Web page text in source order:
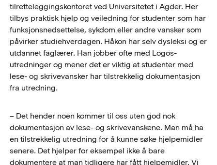
tilretteleggingskontoret ved Universitetet i Agder. Her
tilbys praktisk hjelp og veiledning for studenter som har
funksjonsnedsettelse, sykdom eller andre vansker som
påvirker studiehverdagen. Håkon har selv dysleksi og er
utdannet faglærer. Han jobber ofte med Logos-
utredninger og mener det er viktig at studenter med
lese- og skrivevansker har tilstrekkelig dokumentasjon
fra utredning.
– Det hender noen kommer til oss uten god nok
dokumentasjon av lese- og skrivevanskene. Man må ha
en tilstrekkelig utredning for å kunne søke hjelpemidler
senere. Det hjelper for eksempel ikke å bare
dokumentere at man tidligere har fått hjelpemidler. Vi